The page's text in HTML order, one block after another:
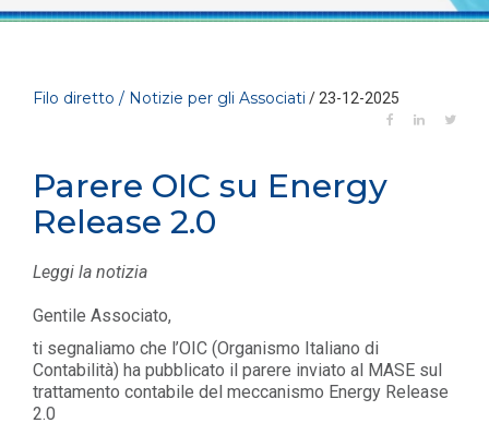
Filo diretto / Notizie per gli Associati / 23-12-2025
Parere OIC su Energy
Release 2.0
Leggi la notizia
Gentile Associato,
ti segnaliamo che l’OIC (Organismo Italiano di
Contabilità) ha pubblicato il parere inviato al MASE sul
trattamento contabile del meccanismo Energy Release
2.0